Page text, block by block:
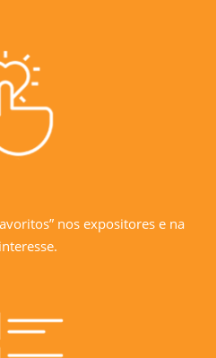
nos expositores e na